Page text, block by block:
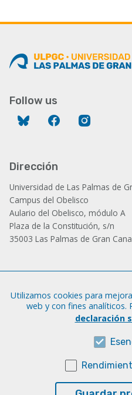
Follow us
Bluesky Facebook
Dirección
Universidad de Las Palmas de
Campus del Obelisco
Aulario del Obelisco, módulo A
Plaza de la Constitución, s/n
35003 Las Palmas de Gran
Tfno.: +34 928 452 771 / 452
Fax: +34 928 451 701
Sobre esta web
Utilizamos cookies para
web y con fines analíticos.
declaración